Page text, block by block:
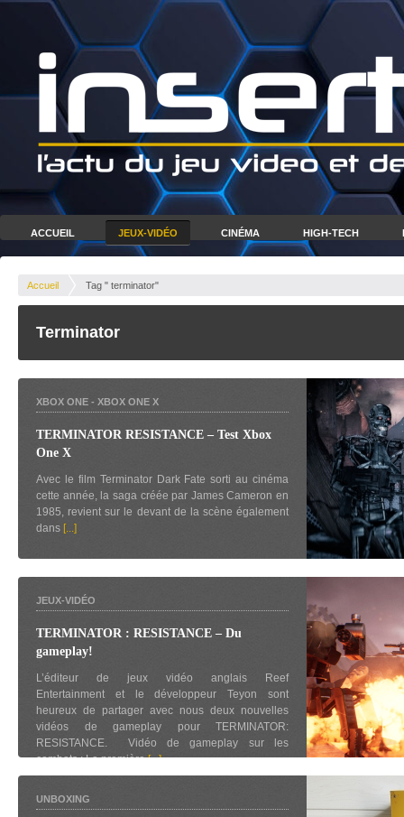
ACCUEIL JEUX-VIDÉO CINÉMA HIGH-TECH
Accueil Tag " terminator"
Terminator
XBOX ONE - XBOX ONE X
TERMINATOR RESISTANCE – Test Xbox
One X
Avec le film Terminator Dark Fate sorti au cinéma
cette année, la saga créée par James Cameron en
1985, revient sur le devant de la scène également
dans [...]
JEUX-VIDÉO
TERMINATOR : RESISTANCE – Du
gameplay!
L’éditeur de jeux vidéo anglais Reef
Entertainment et le développeur Teyon sont
heureux de partager avec nous deux nouvelles
vidéos de gameplay pour TERMINATOR:
RESISTANCE. Vidéo de gameplay sur les
combats : La première[...]
UNBOXING